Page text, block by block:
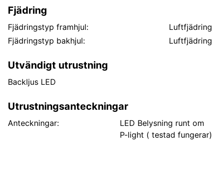
Fjädring
Fjädringstyp framhjul:
Luftfjädring
Fjädringstyp bakhjul:
Luftfjädring
Utvändigt utrustning
Backljus LED
Utrustningsanteckningar
Anteckningar:
LED Belysning runt om
P-light ( testad fungerar)